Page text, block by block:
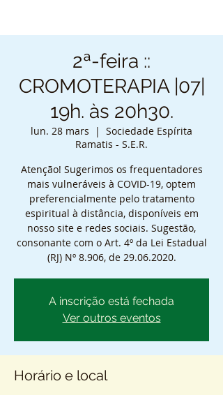
2ª-feira ::
CROMOTERAPIA |07|
19h. às 20h30.
lun. 28 mars
  |
Sociedade Espírita
Ramatis - S.E.R.
Atenção! Sugerimos os frequentadores
mais vulneráveis à COVID-19, optem
preferencialmente pelo tratamento
espiritual à distância, disponíveis em
nosso site e redes sociais. Sugestão,
consonante com o Art. 4º da Lei Estadual
(RJ) Nº 8.906, de 29.06.2020.
A inscrição está fechada
Ver outros eventos
Horário e local